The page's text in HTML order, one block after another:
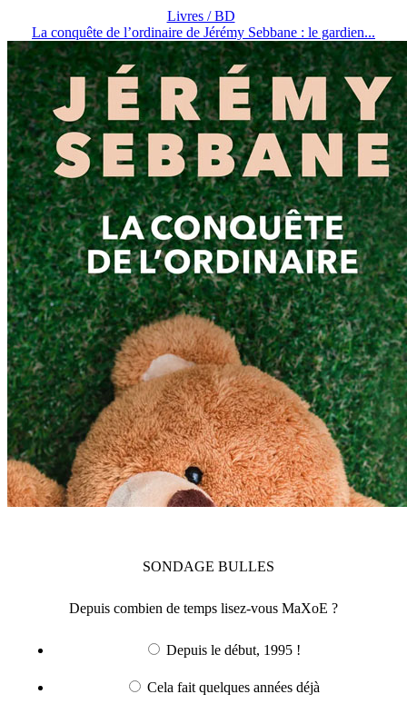
Livres / BD
La conquête de l’ordinaire de Jérémy Sebbane : le gardien...
SONDAGE BULLES
Depuis combien de temps lisez-vous MaXoE ?
Depuis le début, 1995 !
Cela fait quelques années déjà